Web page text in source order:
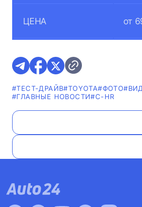
ЦЕНА от
#ТЕСТ-ДРАЙВ#TOYOTA#ФОТО
#ГЛАВНЫЕ НОВОСТИ#C-HR